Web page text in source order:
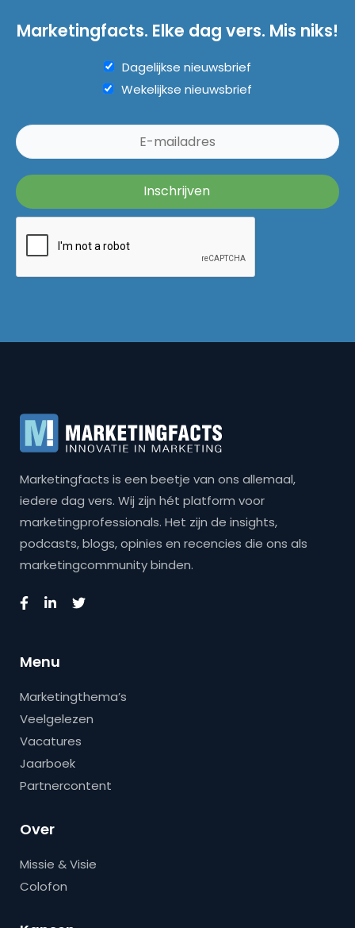
Marketingfacts. Elke dag vers. Mis niks!
Dagelijkse nieuwsbrief
Wekelijkse nieuwsbrief
Marketingfacts is een beetje van ons allemaal,
iedere dag vers. Wij zijn hét platform voor
marketingprofessionals. Het zijn de insights,
podcasts, blogs, opinies en recencies die ons als
marketingcommunity binden.
Menu
Marketingthema’s
Veelgelezen
Vacatures
Jaarboek
Partnercontent
Over
Missie & Visie
Colofon